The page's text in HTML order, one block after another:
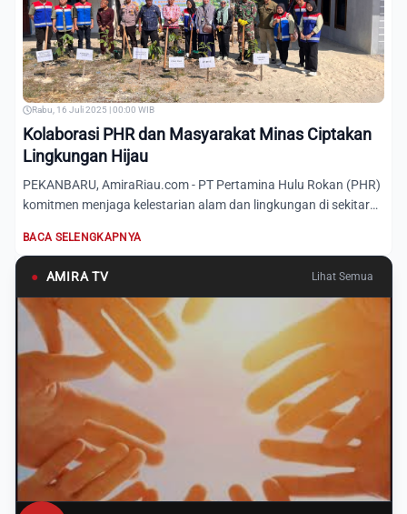
Rabu, 16 Juli 2025 | 00:00 WIB
Kolaborasi PHR dan Masyarakat Minas Ciptakan
Lingkungan Hijau
PEKANBARU, AmiraRiau.com - PT Pertamina Hulu Rokan (PHR)
komitmen menjaga kelestarian alam dan lingkungan di sekitar
BACA SELENGKAPNYA
● AMIRA TV Lihat Semua